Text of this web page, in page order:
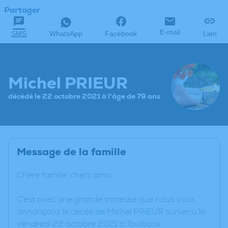
Partager
SMS WhatsApp Facebook E-mail Lien
Michel PRIEUR
décédé le 22 octobre 2021 à l'âge de 79 ans
Message de la famille
Chère famille, chers amis,
C’est avec une grande tristesse que nous vous
annonçons le décès de Michel PRIEUR survenu le
vendredi 22 octobre 2021 à Toulouse.